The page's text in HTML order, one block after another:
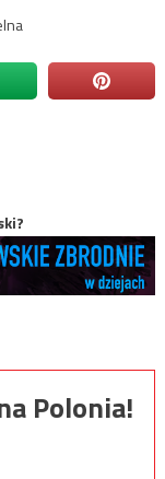
Polonia!